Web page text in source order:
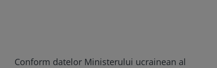
Conform datelor Ministerului ucrainean al